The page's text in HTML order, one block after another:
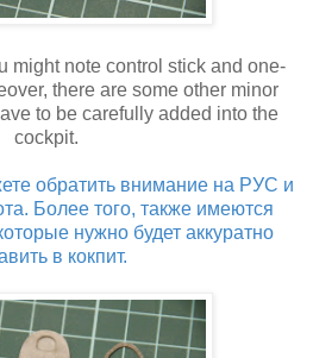
might note control stick and one-
there are some other minor
to be carefully added into the
cockpit.
обратить внимание на РУС и
Более того, также имеются
нужно будет аккуратно
в кокпит.